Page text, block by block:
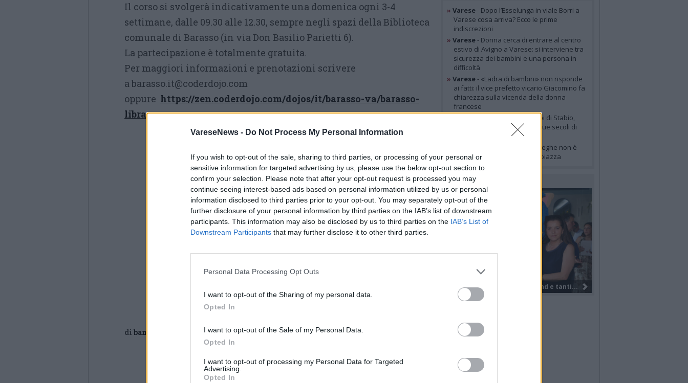
VareseNews - Do Not Process My Personal Information
If you wish to opt-out of the sale, sharing to third parties, or processing of your personal or
sensitive information for targeted advertising by us, please use the below opt-out section to
confirm your selection. Please note that after your opt-out request is processed you may
continue seeing interest-based ads based on personal information utilized by us or personal
information disclosed to third parties prior to your opt-out. You may separately opt-out of the
further disclosure of your personal information by third parties on the IAB’s list of downstream
participants. This information may also be disclosed by us to third parties on the IAB’s List of
Downstream Participants that may further disclose it to other third parties.
Personal Data Processing Opt Outs
I want to opt-out of the Sharing of my personal data.
Opted In
I want to opt-out of the Sale of my Personal Data.
Opted In
I want to opt-out of processing my Personal Data for Targeted
Advertising.
Opted In
Il corso si svolgerà indicativamente una domenica ogni 3-4
settimane, dalle 09.30 alle 12.30, sempre negli spazi della Biblioteca
comunale di Barasso (in via Don Basilio Parietti 6).
La partecipazione è totalmente gratuita.
Per maggiori informazioni e prenotazioni scrivere
a barasso.it@coderdojo.com
oppure https://zen.coderdojo.com/dojos/it/barasso-va/barasso-
library.
di
di bambini@varesenews.it
Pubblicato il 10 Ottobre 2019
» Varese- Dopo l’Esselunga in viale Borri a
Varese cosa arriva? Ecco le prime
indiscrezioni
» Varese- Donna cerca di entrare al centro
estivo di Avigno a Varese: si interviene tra
sicurezza dei bambini e una persona in
difficoltà
» Varese- «Ladra di bambini» non risponde
ai fatti: il vice prefetto vicario Giacomino fa
chiarezza sulla vicenda della donna
francese
- Il Sentiero dei cippi di Stabio,
dove il confine racconta cinque secoli di
- La caccia alle streghe non è
mai finita, ha solo cambiato piazza
GALLERIE FOTOGRAFICHE
Il Gruppo Elite di VareseBasketball...